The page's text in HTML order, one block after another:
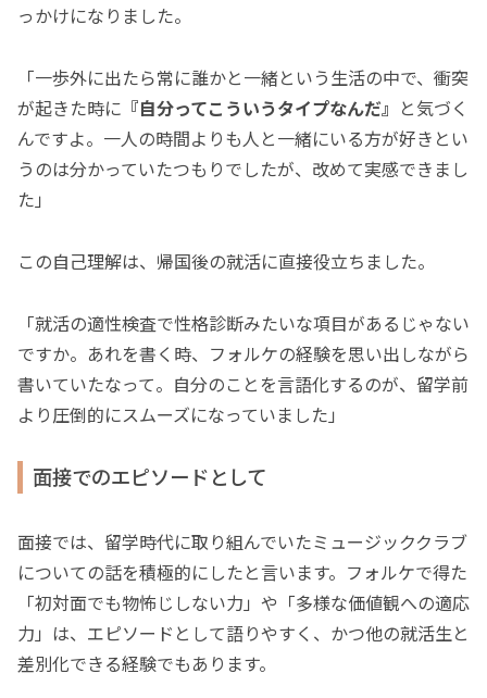
っかけになりました。
「一歩外に出たら常に誰かと一緒という生活の中で、衝突
が起きた時に 『自分ってこういうタイプなんだ』 と気づく
んですよ。一人の時間よりも人と一緒にいる方が好きとい
うのは分かっていたつもりでしたが、改めて実感できまし
た」
この自己理解は、帰国後の就活に直接役立ちました。
「就活の適性検査で性格診断みたいな項目があるじゃない
ですか。あれを書く時、フォルケの経験を思い出しながら
書いていたなって。自分のことを言語化するのが、留学前
より圧倒的にスムーズになっていました」
面接でのエピソードとして
面接では、留学時代に取り組んでいたミュージッククラブ
についての話を積極的にしたと言います。フォルケで得た
「初対面でも物怖じしない力」や「多様な価値観への適応
力」は、エピソードとして語りやすく、かつ他の就活生と
差別化できる経験でもあります。